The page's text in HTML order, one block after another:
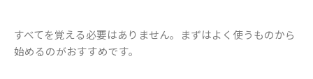
すべてを覚える必要はありません。まずはよく使うものから
始めるのがおすすめです。